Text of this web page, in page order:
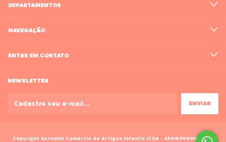
DEPARTAMENTOS
NAVEGAÇÃO
ENTRE EM CONTATO
NEWSLETTER
Copyright Kurumim Comercio de Artigos Infantis LTDA - 43516968000188 -